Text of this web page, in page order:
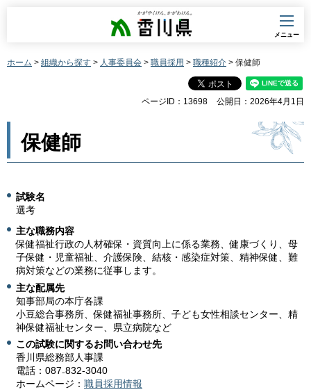
香川県
メニュー
ホーム > 組織から探す > 人事委員会 > 職員採用 > 職種紹介 > 保健師
ページID：13698 公開日：2026年4月1日
保健師
試験名
選考
主な職務内容
保健福祉行政の人材確保・資質向上に係る業務、健康づくり、母
子保健・児童福祉、介護保険、結核・感染症対策、精神保健、難
病対策などの業務に従事します。
主な配属先
知事部局の本庁各課
小豆総合事務所、保健福祉事務所、子ども女性相談センター、精
神保健福祉センター、県立病院など
この試験に関するお問い合わせ先
香川県総務部人事課
電話：087₋832-3040
ホームページ： 職員採用情報